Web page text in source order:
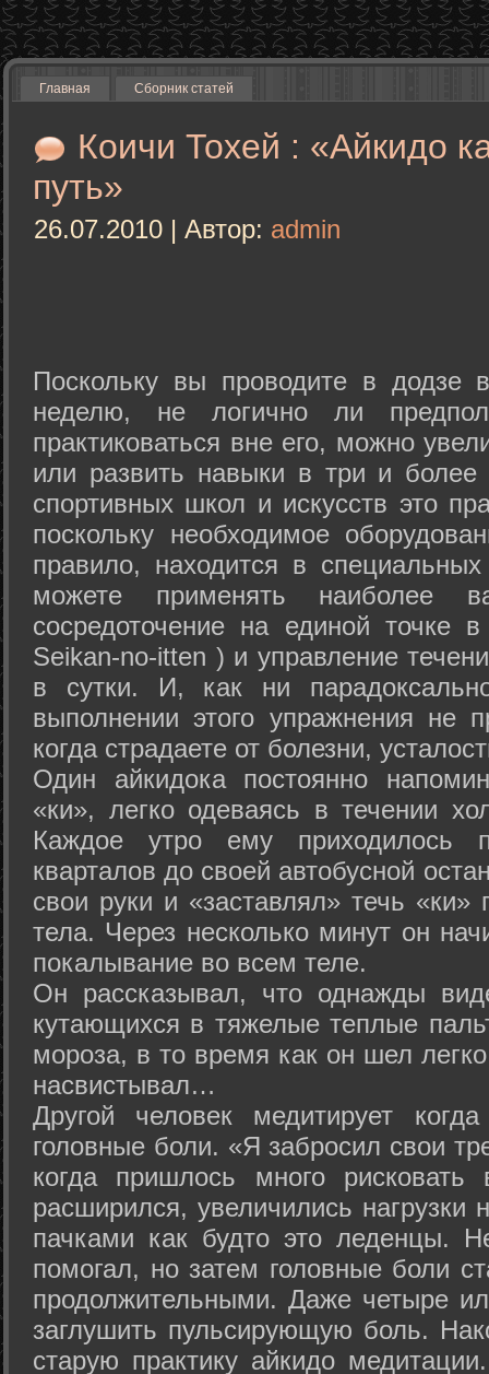
Главная Сборник статей
Коичи Тохей : «Айкидо
путь»
26.07.2010 | Автор: admin
Поскольку вы проводите в додзе
неделю, не логично ли
практиковаться вне его, можно
или развить навыки в три и
спортивных школ и искусств это
поскольку необходимое
правило, находится в
можете применять наиболее
сосредоточение на единой точке
Seikan-­no-­itten ) и управление
в сутки. И, как ни
выполнении этого упражнения не
когда страдаете от болезни,
Один айкидока постоянно
«ки», легко одеваясь в течении
Каждое утро ему приходилось
кварталов до своей автобусной
свои руки и «заставлял» течь «ки»
тела. Через несколько минут он
покалывание во всем теле.
Он рассказывал, что однажды
кутающихся в тяжелые теплые
мороза, в то время как он шел
насвистывал…
Другой человек медитирует
головные боли. «Я забросил свои
когда пришлось много
расширился, увеличились нагрузки
пачками как будто это леденцы.
помогал, но затем головные боли
продолжительными. Даже четыре
заглушить пульсирующую боль.
старую практику айкидо